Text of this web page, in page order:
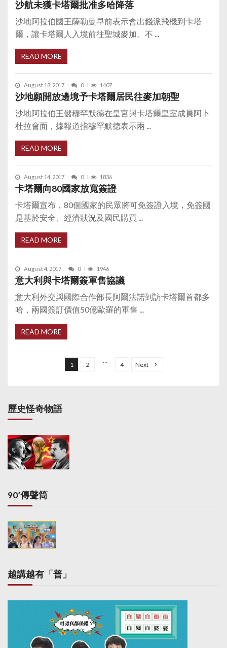
沙航未獲卡塔爾批准多哈降落
沙地阿拉伯國王薩勒曼早前表示會出錢派飛機到卡塔
爾，讓卡塔爾人入境前往聖城麥加。不 ...
READ MORE
August 18, 2017 0 1407
沙地願開放邊境予卡塔爾居民往麥加朝聖
沙地阿拉伯王儲穆罕默德在皇宮與卡塔爾皇室成員阿卜
杜拉會面，據報道指穆罕默德表示兩 ...
READ MORE
August 14, 2017 0 1836
卡塔爾向80國家放寬簽證
卡塔爾宣布，80個國家的民眾將可免簽證入境，免簽國
是基於安全、經濟狀況及國民購買 ...
READ MORE
August 4, 2017 0 1946
意大利與卡塔爾簽軍售協議
意大利外交與國際合作部長阿爾法諾到訪卡塔爾首都多
哈，兩國簽訂價值50億歐羅的軍售 ...
READ MORE
s
p
a
g
i
a
t
i
o
n
1 2
…
4 Next
歷史怪奇物語
90’傳聲筒
越講越有「普」